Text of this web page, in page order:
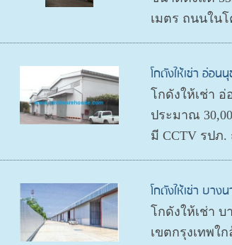
เมตร ถนนใน
โกดังให้เช่า อ่อน
โกดังให้เช่า
ประมาณ
มี CCTV รปภ.
โกดังให้เช่า บาง
โกดังให้เช่า บ
เขตกรุงเทพใ